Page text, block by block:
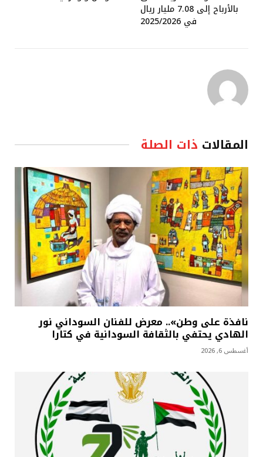
بالأرباح إلى 7.08 مليار ريال
في 2025/2026
المقالات ذات الصلة
نافذة على وطن».. معرض للفنان السوداني نور
الهادي يحتفي بالثقافة السودانية في كتارا
أغسطس 6, 2026